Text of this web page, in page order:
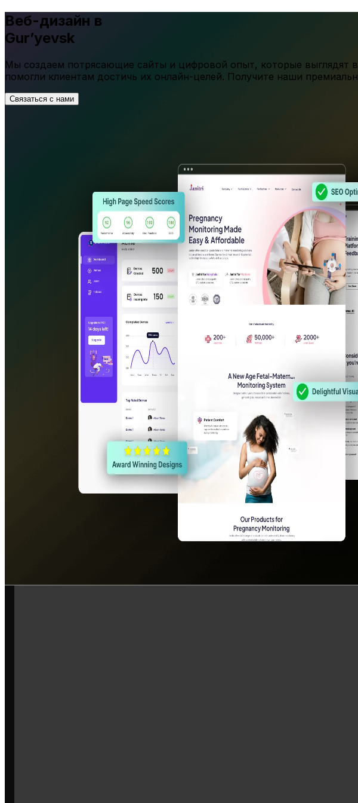
Веб-дизайн в
Gur’yevsk
Мы создаем потрясающие сайты и цифровой опыт, которые выглядят
помогли клиентам достичь их онлайн-целей. Получите наши
Связаться с нами